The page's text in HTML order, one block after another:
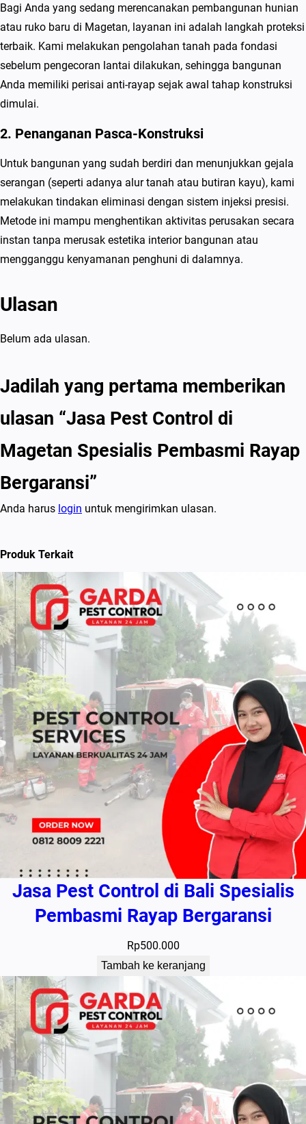
Bagi Anda yang sedang merencanakan pembangunan hunian
atau ruko baru di Magetan, layanan ini adalah langkah proteksi
terbaik. Kami melakukan pengolahan tanah pada fondasi
sebelum pengecoran lantai dilakukan, sehingga bangunan
Anda memiliki perisai anti-rayap sejak awal tahap konstruksi
dimulai.
2. Penanganan Pasca-Konstruksi
Untuk bangunan yang sudah berdiri dan menunjukkan gejala
serangan (seperti adanya alur tanah atau butiran kayu), kami
melakukan tindakan eliminasi dengan sistem injeksi presisi.
Metode ini mampu menghentikan aktivitas perusakan secara
instan tanpa merusak estetika interior bangunan atau
mengganggu kenyamanan penghuni di dalamnya.
Ulasan
Belum ada ulasan.
Jadilah yang pertama memberikan
ulasan “Jasa Pest Control di
Magetan Spesialis Pembasmi Rayap
Bergaransi”
Anda harus login untuk mengirimkan ulasan.
Produk Terkait
Jasa Pest Control di Bali Spesialis
Pembasmi Rayap Bergaransi
Rp500.000
Tambah ke keranjang